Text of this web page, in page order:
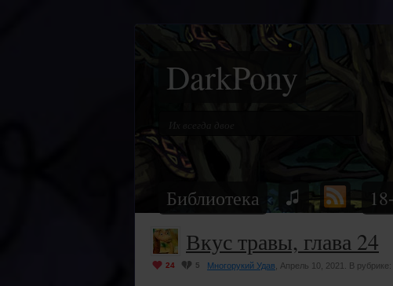
DarkPony
Библиотека
Вкус травы, глава 24
24 5 Многорукий Удав , Апрель 10, 2021. В рубрике: